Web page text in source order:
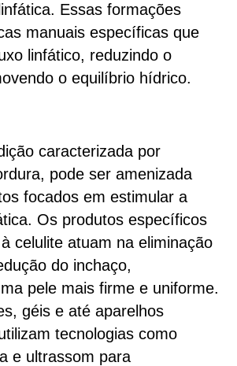
Essas formações
manuais específicas que
linfático, reduzindo o
o equilíbrio hídrico.
caracterizada por
pode ser amenizada
focados em estimular a
Os produtos específicos
celulite atuam na eliminação
do inchaço,
pele mais firme e uniforme.
géis e até aparelhos
tecnologias como
e ultrassom para